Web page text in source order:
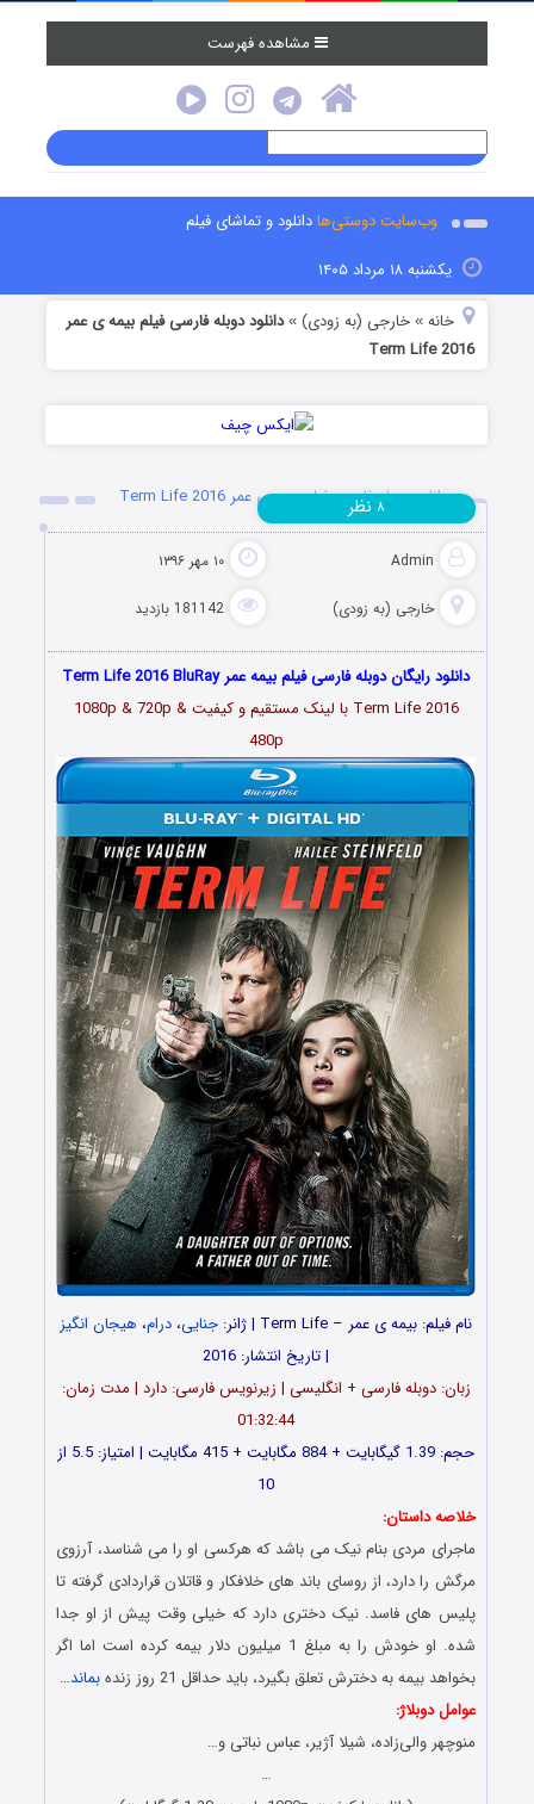
مشاهده فهرست
وب‌سایت دوستی‌هادانلود و تماشای فیلم
یکشنبه ۱۸ مرداد ۱۴۰۵
خانه »خارجی (به زودی) »دانلود دوبله فارسی فیلم بیمه ی عمر
Term Life 2016
دانلود دوبله فارسی فیلم بیمه ی عمر Term Life 2016
Admin ۱۰ مهر ۱۳۹۶
خارجی (به زودی) 181142 بازدید
۸ نظر
دانلود رایگان دوبله فارسی فیلم بیمه عمر Term Life 2016 BluRay
Term Life 2016 با لینک مستقیم و کیفیت 1080p & 720p &
480p
نام فیلم: بیمه ی عمر – Term Life | ژانر: جنایی، درام، هیجان انگیز
| تاریخ انتشار: 2016
زبان: دوبله فارسی + انگلیسی | زیرنویس فارسی: دارد | مدت زمان:
01:32:44
حجم: 1.39 گیگابایت + 884 مگابایت + 415 مگابایت | امتیاز: 5.5 از
10
خلاصه داستان:
ماجرای مردی بنام نیک می باشد که هرکسی او را می شناسد، آرزوی
مرگش را دارد، از روسای باند های خلافکار و قاتلان قراردادی گرفته تا
پلیس های فاسد. نیک دختری دارد که خیلی وقت پیش از او جدا
شده. او خودش را به مبلغ 1 میلیون دلار بیمه کرده است اما اگر
بخواهد بیمه به دخترش تعلق بگیرد، باید حداقل 21 روز زنده
بماند…
عوامل دوبلاژ:
منوچهر والی‌زاده، شیلا آژیر، عباس نباتی و…
…